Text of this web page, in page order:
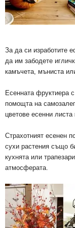
За да си изработите
да им забодете
камъчета, мъниста
Есенната фруктиера
помощта на
цветове есенни
Страхотният есенен
сухи растения също
кухнята или
атмосферата.